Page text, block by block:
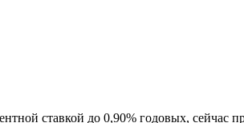
ставкой до 0,90% годовых, сейчас